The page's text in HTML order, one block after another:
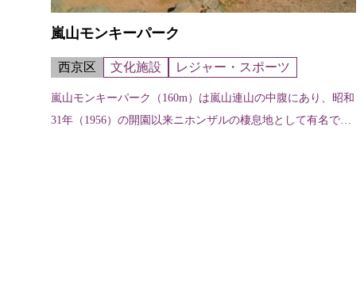
嵐山モンキーパーク
西京区 文化施設 レジャー・スポーツ
嵐山モンキーパーク（160m）は嵐山連山の中腹にあり、昭和
31年（1956）の開園以来ニホンザルの棲息地として有名であ